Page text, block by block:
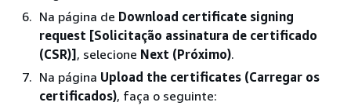
Na página de Download certificate signing
request [Solicitação assinatura de certificado
(CSR)], selecione Next (Próximo).
Na página Upload the certificates (Carregar os
certificados), faça o seguinte: